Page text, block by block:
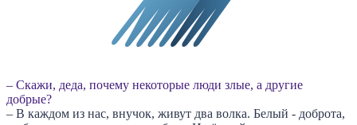
– Скажи, деда, почему некоторые люди злые, а другие
добрые?
– В каждом из нас, внучок, живут два волка. Белый - доброта,